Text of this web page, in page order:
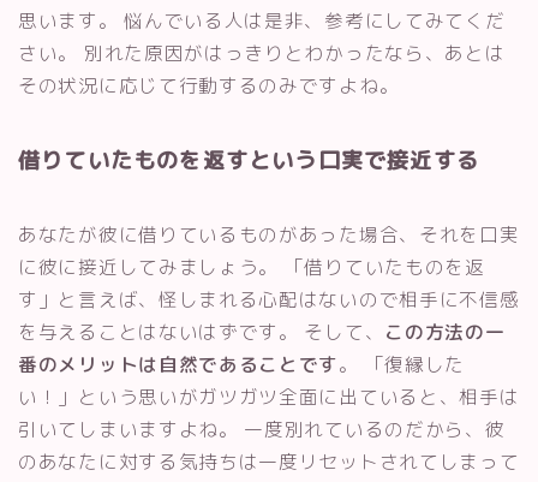
思います。 悩んでいる人は是非、参考にしてみてくだ
さい。 別れた原因がはっきりとわかったなら、あとは
その状況に応じて行動するのみですよね。
借りていたものを返すという口実で接近する
あなたが彼に借りているものがあった場合、それを口実
に彼に接近してみましょう。 「借りていたものを返
す」と言えば、怪しまれる心配はないので相手に不信感
を与えることはないはずです。 そして、 この方法の一
番のメリットは自然であることです。 「復縁した
い！」という思いがガツガツ全面に出ていると、相手は
引いてしまいますよね。 一度別れているのだから、彼
のあなたに対する気持ちは一度リセットされてしまって